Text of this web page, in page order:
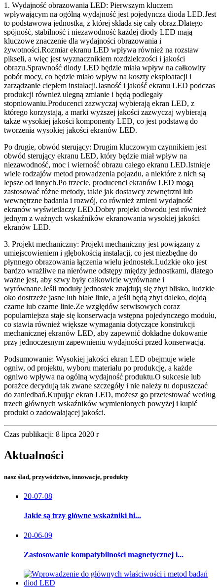
1. Wydajność obrazowania LED: Pierwszym kluczem
wpływającym na ogólną wydajność jest pojedyncza dioda LED.Jest
to podstawowa jednostka, z której składa się cały obraz.Dlatego
spójność, stabilność i niezawodność każdej diody LED mają
kluczowe znaczenie dla wydajności obrazowania i
żywotności.Rozmiar ekranu LED wpływa również na rozstaw
pikseli, a więc jest wyznacznikiem rozdzielczości i jakości
obrazu.Sprawność diody LED będzie miała wpływ na całkowity
pobór mocy, co będzie miało wpływ na koszty eksploatacji i
zarządzanie ciepłem instalacji.Jasność i jakość ekranu LED podczas
produkcji również ulegną zmianie i będą podlegały
stopniowaniu.Producenci zazwyczaj wybierają ekran LED, z
którego korzystają, a marki wyższej jakości zazwyczaj wybierają
także wysokiej jakości komponenty LED, co jest podstawą do
tworzenia wysokiej jakości ekranów LED.
Po drugie, obwód sterujący: Drugim kluczowym czynnikiem jest
obwód sterujący ekranu LED, który będzie miał wpływ na
niezawodność, moc i wierność obrazu całego ekranu LED.Istnieje
wiele rodzajów metod prowadzenia pojazdu, a niektóre z nich są
lepsze od innych.Po trzecie, producenci ekranów LED mogą
zastosować różne metody, takie jak dostawcy zewnętrzni lub
wewnętrzne badania i rozwój, co również zmieni wydajność
ekranów wyświetlaczy LED.Dobry projekt obwodu jest również
jednym z ważnych wskaźników ekranowania wysokiej jakości
ekranów LED.
3. Projekt mechaniczny: Projekt mechaniczny jest powiązany z
umiejscowieniem i głębokością instalacji, co jest niezbędne do
płynnego obrazowania łączenia wielu jednostek.Ludzkie oko jest
bardzo wrażliwe na nierówne odstępy między jednostkami, dlatego
ważne jest, aby szwy były całkowicie wyrównane i
wyrównane.Jeśli moduły jednostek znajdują się zbyt blisko, ludzkie
oko dostrzeże jasne lub białe linie, a jeśli będą zbyt daleko, dojdą
czarne lub czarne linie.Ze względów serwisowych coraz
popularniejsza staje się konserwacja wstępna pojedynczego modułu,
co stawia również większe wymagania dotyczące konstrukcji
mechanicznej ekranów LED, aby zapewnić dokładne dokowanie
przy jednoczesnym zapewnieniu wydajności przed konserwacją.
Podsumowanie: Wysokiej jakości ekran LED obejmuje wiele
ogniw, od projektu, wyboru materiału po produkcję, a każde
ogniwo wpływa na ogólną wydajność produktu.O sukcesie lub
porażce decydują tak zwane szczegóły i nie należy tu dopuszczać
do zaniedbań.Kupując ekran LED, możesz go przetestować według
trzech głównych wskaźników wymienionych powyżej i kupić
produkt o zadowalającej jakości.
Czas publikacji: 8 lipca 2020 r
Aktualności
nasz ślad, przywództwo, innowacje, produkty
20-07-08
Jakie są trzy główne wskaźniki hi...
20-06-09
Zastosowanie kompatybilności magnetycznej i...